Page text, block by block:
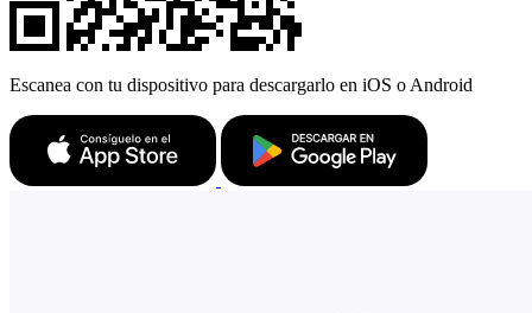
Escanea con tu dispositivo para descargarlo en iOS o Android